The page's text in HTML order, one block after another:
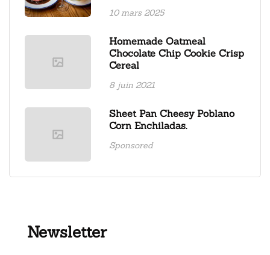
10 mars 2025
Homemade Oatmeal
Chocolate Chip Cookie Crisp
Cereal
8 juin 2021
Sheet Pan Cheesy Poblano
Corn Enchiladas.
Sponsored
Newsletter